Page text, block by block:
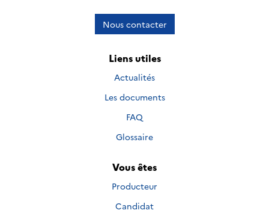
Nous contacter
Liens utiles
Actualités
Les documents
FAQ
Glossaire
Vous êtes
Producteur
Candidat